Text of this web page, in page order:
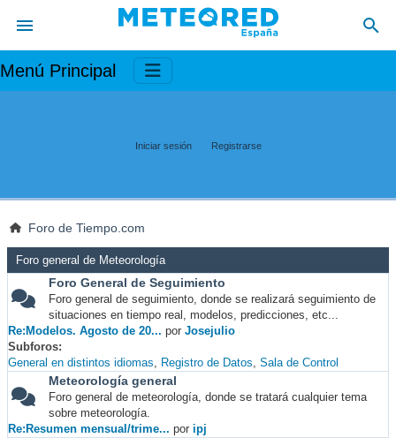
Menú Principal
Iniciar sesión Registrarse
Foro de Tiempo.com
Foro general de Meteorología
Foro General de Seguimiento
Foro general de seguimiento, donde se realizará seguimiento de
situaciones en tiempo real, modelos, predicciones, etc...
Re:Modelos. Agosto de 20... por Josejulio
Subforos
General en distintos idiomas
Registro de Datos Sala de Control
Meteorología general
Foro general de meteorología, donde se tratará cualquier tema
sobre meteorología.
Re:Resumen mensual/trime... por ipj